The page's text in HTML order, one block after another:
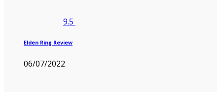
9.5
Elden Ring Review
06/07/2022